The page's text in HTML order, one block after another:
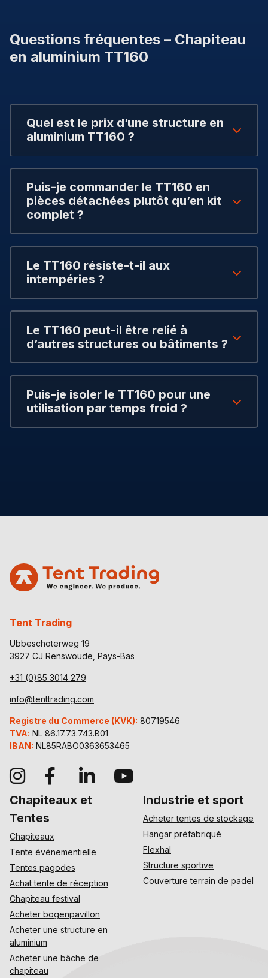
Questions fréquentes – Chapiteau
en aluminium TT160
Quel est le prix d’une structure en
aluminium TT160 ?
Puis-je commander le TT160 en
pièces détachées plutôt qu’en kit
complet ?
Le TT160 résiste-t-il aux
intempéries ?
Le TT160 peut-il être relié à
d’autres structures ou bâtiments ?
Puis-je isoler le TT160 pour une
utilisation par temps froid ?
Tent Trading
Ubbeschoterweg 19
3927 CJ Renswoude, Pays-Bas
+31 (0)85 3014 279
info@tenttrading.com
Registre du Commerce (KVK): 80719546
TVA: NL 86.17.73.743.B01
IBAN: NL85RABO0363653465
Chapiteaux et
Tentes
Chapiteaux
Tente événementielle
Tentes pagodes
Achat tente de réception
Chapiteau festival
Acheter bogenpavillon
Acheter une structure en
aluminium
Acheter une bâche de
chapiteau
Industrie et sport
Acheter tentes de stockage
Hangar préfabriqué
Flexhal
Structure sportive
Couverture terrain de padel